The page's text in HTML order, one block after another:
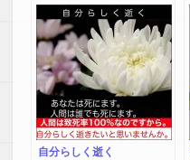
1,000万円が手に入る可能
性があります！大金をもら
いながらゆっくり療養しま
しょう！（悪用厳禁！！）
自分らしく逝く